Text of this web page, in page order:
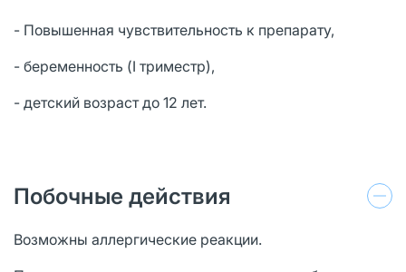
- Повышенная чувствительность к препарату,
- беременность (I триместр),
- детский возраст до 12 лет.
Побочные действия
Возможны аллергические реакции.